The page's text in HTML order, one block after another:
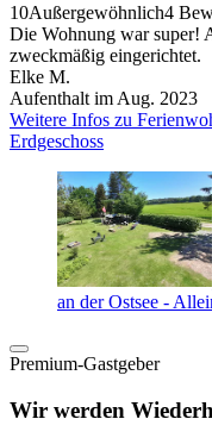
10Außergewöhnlich4
Die Wohnung war super!
zweckmäßig eingerichtet.
Elke M.
Aufenthalt im Aug. 2023
Weitere Infos zu
Erdgeschoss
an der Ostsee -
Premium-Gastgeber
Wir werden